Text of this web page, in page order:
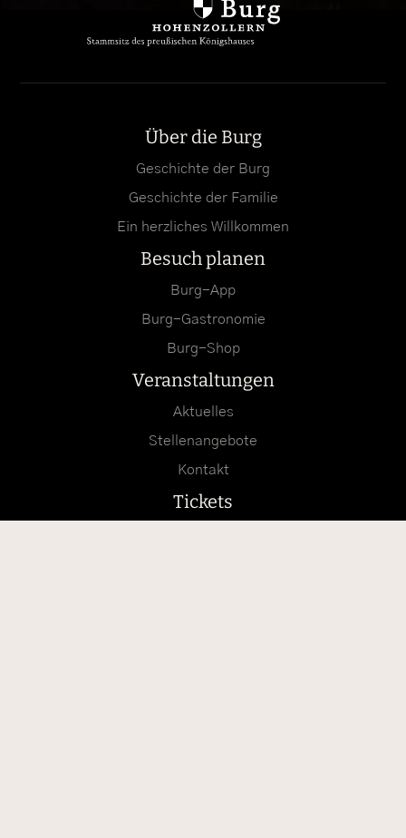
Über die Burg
Geschichte der Burg
Geschichte der Familie
Ein herzliches Willkommen
Besuch planen
Burg-App
Burg-Gastronomie
Burg-Shop
Veranstaltungen
Aktuelles
Stellenangebote
Kontakt
Tickets